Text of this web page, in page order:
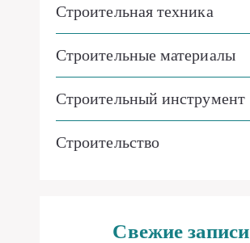
Строительная техника
Строительные материалы
Строительный инструмент
Строительство
Свежие записи